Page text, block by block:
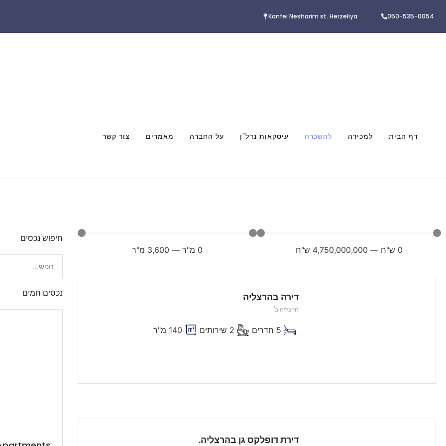
050-535-0054
Kanfei Nesharim st. Herzeliya
דף הבית למכירה להשכרה עיסקאות נדל"ן על החברה מאמרים צור קשר
0 ש"ח —
4,750,000,000 ש"ח 0 מ"ר—
3,600 מ"ר
דירה בהרצליה
הרצליה ב'
5 חדרים 2 שירותים 140 מ"ר
דירת דופלקס גן בהרצליה.
חיפוש נכסים
נכסים חמים